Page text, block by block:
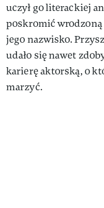
uczył go literackiej
poskromić wrodzoną
jego nazwisko.
udało się nawet
karierę aktorską, o
marzyć.